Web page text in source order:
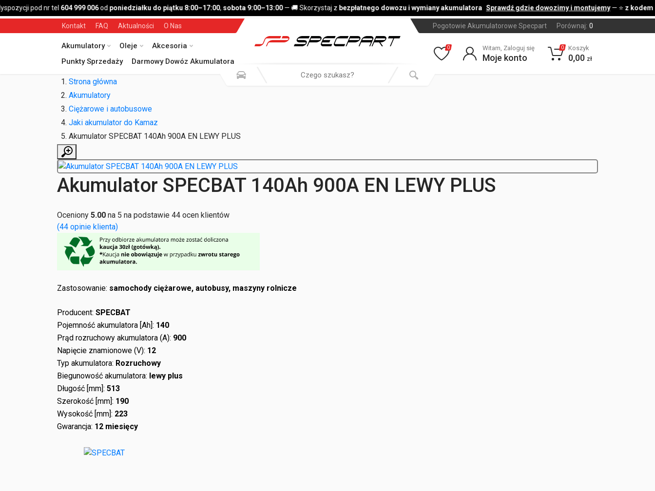
pod nr tel604 999 006odponiedziałku do piątku 8:00–17:00,sobota 9:00–13:00— 🚚 Skorzystaj zbezpłatnego dowozu i wymiany akumulatora Sprawdź gdzie dowozimy i montujemy— ⭐z kodem [
Kontakt FAQ Aktualności O Nas Pogotowie Akumulatorowe Specpart Porównaj: 0
Akumulatory Oleje
Akcesoria
Punkty Sprzedaży
Darmowy Dowóz Akumulatora
0 Witam, Zaloguj się
Moje konto
0 Koszyk
0,00 zł
Strona główna
Akumulatory
Ciężarowe i autobusowe
Jaki akumulator do Kamaz
Akumulator SPECBAT 140Ah 900A EN LEWY PLUS
Akumulator SPECBAT 140Ah 900A EN LEWY PLUS
Oceniony 5.00 na 5 na podstawie 44 ocen klientów
(44 opinie klienta)
Zastosowanie: samochody ciężarowe, autobusy, maszyny rolnicze
Producent: SPECBAT
Pojemność akumulatora [Ah]: 140
Prąd rozruchowy akumulatora (A): 900
Napięcie znamionowe (V): 12
Typ akumulatora: Rozruchowy
Biegunowość akumulatora: lewy plus
Długość [mm]: 513
Szerokość [mm]: 190
Wysokość [mm]: 223
Gwarancja: 12 miesięcy